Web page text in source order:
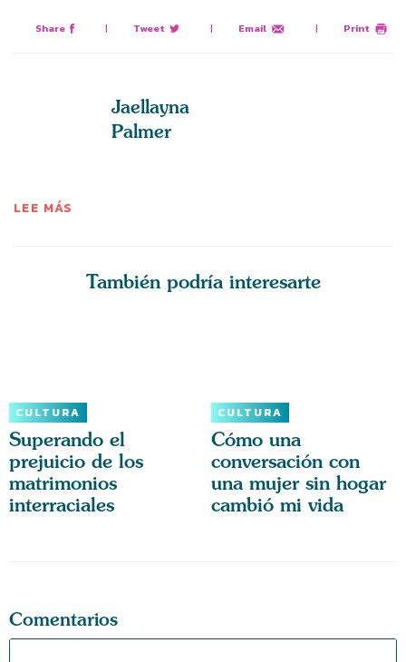
Share | Tweet | Email | Print
Jaellayna
Palmer
LEE MÁS
También podría interesarte
CULTURA
Superando el
prejuicio de los
matrimonios
interraciales
CULTURA
Cómo una
conversación con
una mujer sin hogar
cambió mi vida
Comentarios